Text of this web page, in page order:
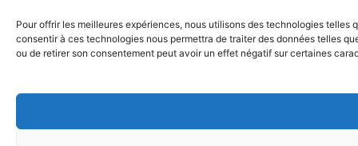
Pour offrir les meilleures expériences, nous utilisons des technologies
consentir à ces technologies nous permettra de traiter des données telles
ou de retirer son consentement peut avoir un effet négatif sur certaines